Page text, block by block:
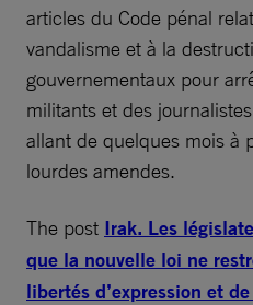
articles du Code pénal
vandalisme et à la
gouvernementaux pour
militants et des
allant de quelques mois à
lourdes amendes.
The post Irak. Les
que la nouvelle loi ne
libertés d’expression et